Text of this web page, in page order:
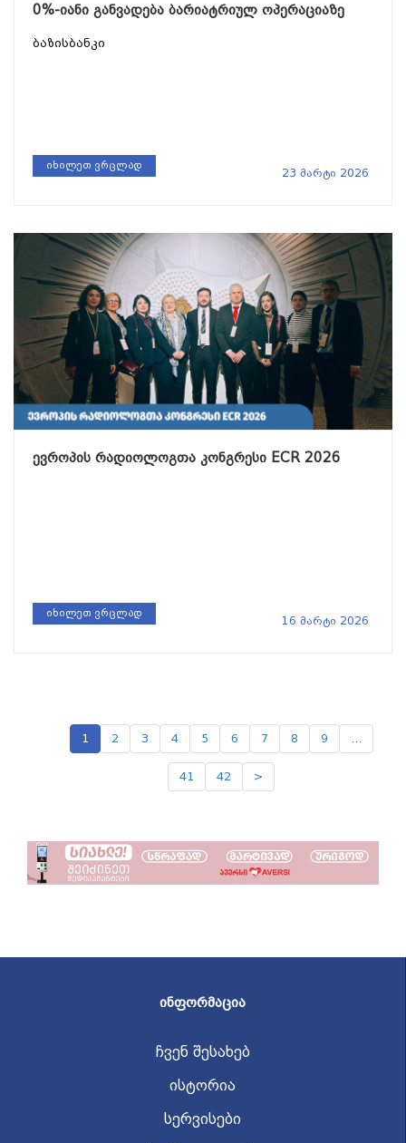
0%-იანი განვადება ბარიატრიულ ოპერაციაზე
ბაზისბანკი
იხილეთ ვრცლად
23 მარტი 2026
ევროპის რადიოლოგთა კონგრესი ECR 2026
იხილეთ ვრცლად
16 მარტი 2026
1 2 3 4 5 6 7 8 9 ...
41 42 >
ᲘᲜᲤᲝᲠᲛᲐᲪᲘᲐ
ჩვენ შესახებ
ისტორია
სერვისები